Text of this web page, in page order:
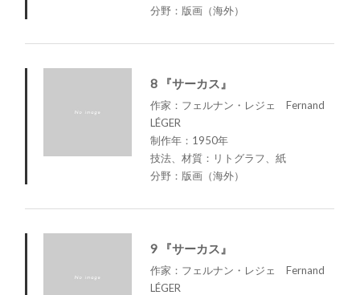
分野：版画（海外）
8 『サーカス』
作家：フェルナン・レジェ Fernand
LÉGER
制作年：1950年
技法、材質：リトグラフ、紙
分野：版画（海外）
9 『サーカス』
作家：フェルナン・レジェ Fernand
LÉGER